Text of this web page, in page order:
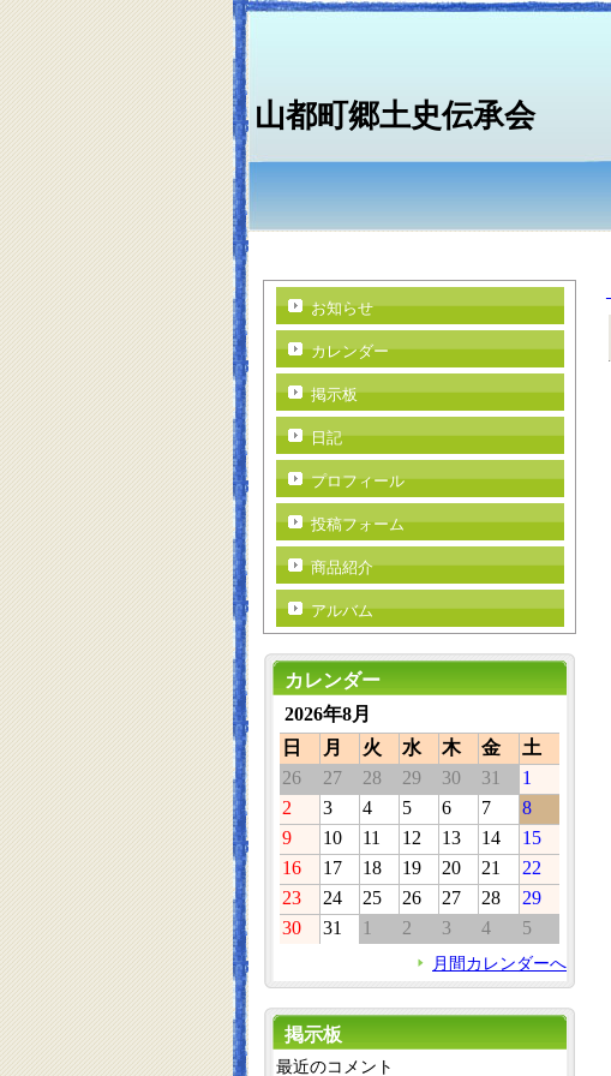
山都町郷土史伝承会
お知らせ
カレンダー
掲示板
日記
プロフィール
投稿フォーム
商品紹介
アルバム
カレンダー
2026年8月
日
月 火 水 木 金
土
26
27 28 29 30 31
1
2
3 4 5 6 7
8
9
10 11 12 13 14
15
16
17 18 19 20 21
22
23
24 25 26 27 28
29
30
31 1 2 3 4 5
月間カレンダーへ
掲示板
最近のコメント